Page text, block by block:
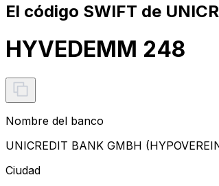
El código SWIFT de
HYVEDEMM 248
Nombre del banco
UNICREDIT BANK GMBH
Ciudad